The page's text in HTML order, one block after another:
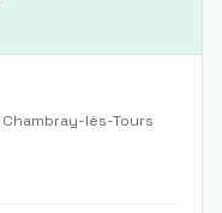
Chambray-lès-Tours